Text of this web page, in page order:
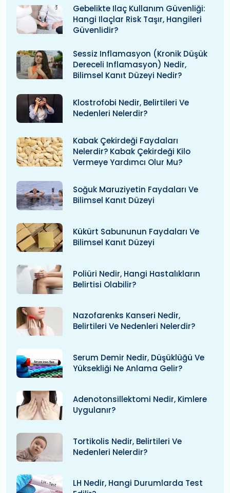
Gebelikte Ilaç Kullanım Güvenliği:
Hangi Ilaçlar Risk Taşır, Hangileri
Güvenlidir?
Sessiz Inflamasyon (kronik Düşük
Dereceli Inflamasyon) Nedir,
Bilimsel Kanıt Düzeyi Nedir?
Klostrofobi Nedir, Belirtileri Ve
Nedenleri Nelerdir?
Kabak Çekirdeği Faydaları
Nelerdir? Kabak Çekirdeği Kilo
Vermeye Yardımcı Olur Mu?
Soğuk Maruziyetin Faydaları Ve
Bilimsel Kanıt Düzeyi
Kükürt Sabununun Faydaları Ve
Bilimsel Kanıt Düzeyi
Poliüri Nedir, Hangi Hastalıkların
Belirtisi Olabilir?
Nazofarenks Kanseri Nedir,
Belirtileri Ve Nedenleri Nelerdir?
Serum Demir Nedir, Düşüklüğü Ve
Yüksekliği Ne Anlama Gelir?
Adenotonsillektomi Nedir, Kimlere
Uygulanır?
Tortikolis Nedir, Belirtileri Ve
Nedenleri Nelerdir?
LH Nedir, Hangi Durumlarda Test